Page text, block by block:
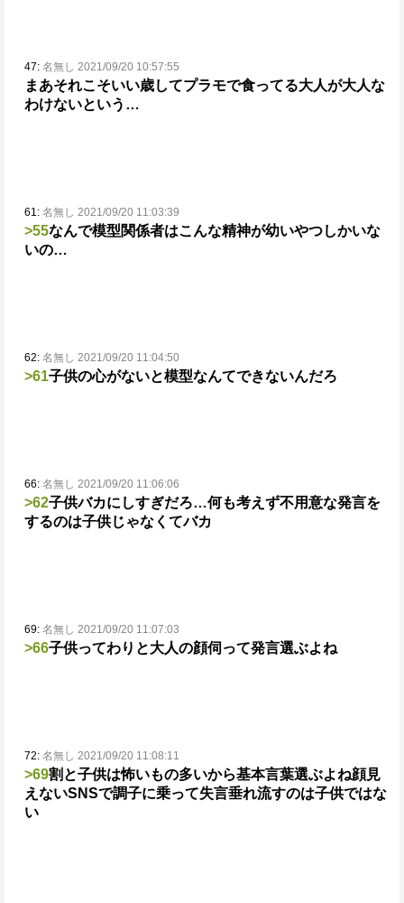
47: 名無し 2021/09/20 10:57:55
まあそれこそいい歳してプラモで食ってる大人が大人な
わけないという…
61: 名無し 2021/09/20 11:03:39
>55なんで模型関係者はこんな精神が幼いやつしかいな
いの…
62: 名無し 2021/09/20 11:04:50
>61子供の心がないと模型なんてできないんだろ
66: 名無し 2021/09/20 11:06:06
>62子供バカにしすぎだろ…何も考えず不用意な発言を
するのは子供じゃなくてバカ
69: 名無し 2021/09/20 11:07:03
>66子供ってわりと大人の顔伺って発言選ぶよね
72: 名無し 2021/09/20 11:08:11
>69割と子供は怖いもの多いから基本言葉選ぶよね顔見
えないSNSで調子に乗って失言垂れ流すのは子供ではな
い